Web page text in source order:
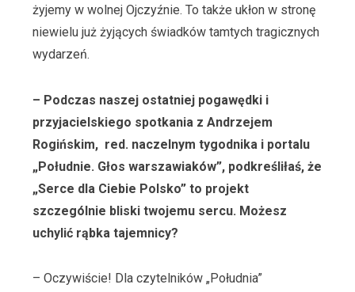
żyjemy w wolnej Ojczyźnie. To także ukłon w stronę
niewielu już żyjących świadków tamtych tragicznych
wydarzeń.
– Podczas naszej ostatniej pogawędki i
przyjacielskiego spotkania z Andrzejem
Rogińskim, red. naczelnym tygodnika i portalu
„Południe. Głos warszawiaków”, podkreśliłaś, że
„Serce dla Ciebie Polsko” to projekt
szczególnie bliski twojemu sercu. Możesz
uchylić rąbka tajemnicy?
– Oczywiście! Dla czytelników „Południa”